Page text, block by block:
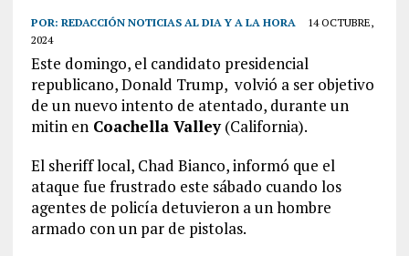
POR: REDACCIÓN NOTICIAS AL DIA Y A LA HORA
14 OCTUBRE,
2024
Este domingo, el candidato presidencial
republicano, Donald Trump, volvió a ser objetivo
de un nuevo intento de atentado, durante un
mitin enCoachella Valley(California).
El sheriff local, Chad Bianco, informó que el
ataque fue frustrado este sábado cuando los
agentes de policía detuvieron a un hombre
armado con un par de pistolas.